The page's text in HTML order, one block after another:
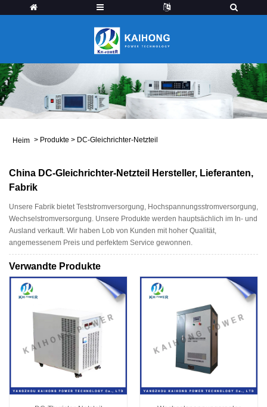
Heim > Produkte > DC-Gleichrichter-Netzteil
China DC-Gleichrichter-Netzteil Hersteller, Lieferanten,
Fabrik
Unsere Fabrik bietet Teststromversorgung, Hochspannungsstromversorgung,
Wechselstromversorgung. Unsere Produkte werden hauptsächlich im In- und
Ausland verkauft. Wir haben Lob von Kunden mit hoher Qualität,
angemessenem Preis und perfektem Service gewonnen.
Verwandte Produkte